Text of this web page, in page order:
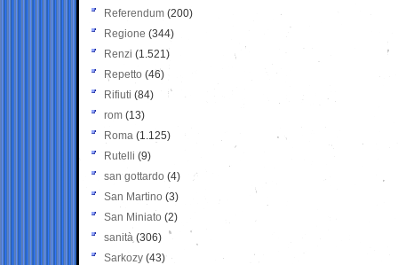
Referendum (200)
Regione (344)
Renzi (1.521)
Repetto (46)
Rifiuti (84)
rom (13)
Roma (1.125)
Rutelli (9)
san gottardo (4)
San Martino (3)
San Miniato (2)
sanità (306)
Sarkozy (43)